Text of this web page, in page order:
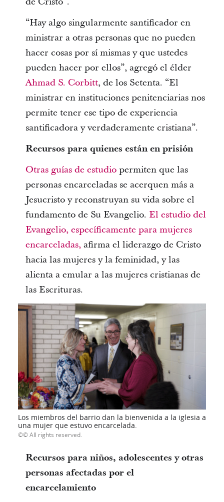
“Hay algo singularmente santificador en
ministrar a otras personas que no pueden
hacer cosas por sí mismas y que ustedes
pueden hacer por ellos”, agregó el élder
Ahmad S. Corbitt, de los Setenta. “El
ministrar en instituciones penitenciarias nos
permite tener ese tipo de experiencia
santificadora y verdaderamente cristiana”.
Recursos para quienes están en prisión
Otras guías de estudiopermiten que las
personas encarceladas se acerquen más a
Jesucristo y reconstruyan su vida sobre el
fundamento de Su Evangelio. El estudio del
Evangelio, específicamente para mujeres
encarceladas,afirma el liderazgo de Cristo
hacia las mujeres y la feminidad, y las
alienta a emular a las mujeres cristianas de
las Escrituras.
Los miembros del barrio dan la bienvenida a la iglesia a
una mujer que estuvo encarcelada.
© All rights reserved.
Recursos para niños, adolescentes y otras
personas afectadas por el
encarcelamiento